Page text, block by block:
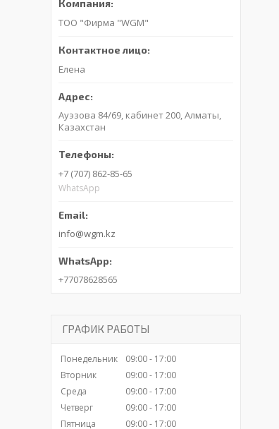
ТОО "Фирма "WGM"
Елена
Ауэзова 84/69, кабинет 200, Алматы,
Казахстан
+7 (707) 862-85-65
WhatsApp
info@wgm.kz
+77078628565
ГРАФИК РАБОТЫ
Понедельник 09:00
17:00
Вторник
09:00
17:00
Среда
09:00
17:00
Четверг
09:00
17:00
Пятница
09:00 17:00